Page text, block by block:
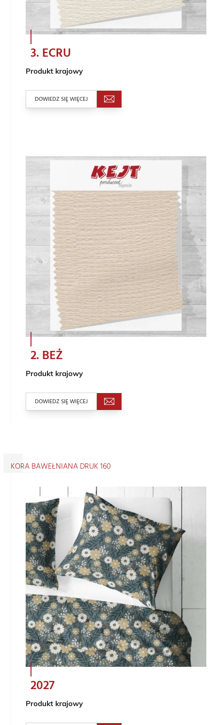
3. ECRU
Produkt krajowy
DOWIEDZ SIĘ WIĘCEJ
2. BEŻ
Produkt krajowy
DOWIEDZ SIĘ WIĘCEJ
KORA BAWEŁNIANA DRUK 160
2027
Produkt krajowy